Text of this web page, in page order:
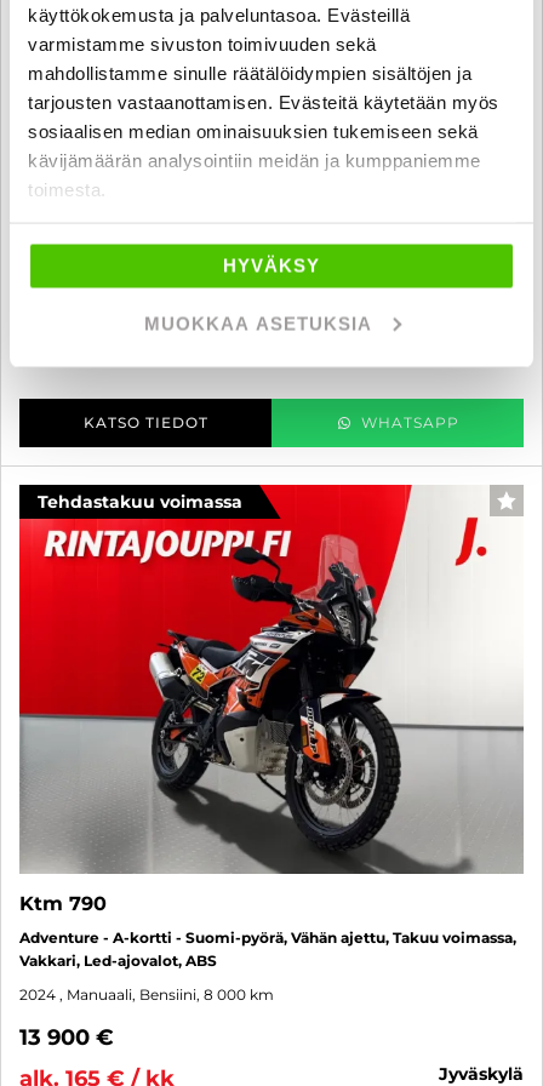
käyttökokemusta ja palveluntasoa. Evästeillä
varmistamme sivuston toimivuuden sekä
mahdollistamme sinulle räätälöidympien sisältöjen ja
tarjousten vastaanottamisen. Evästeitä käytetään myös
sosiaalisen median ominaisuuksien tukemiseen sekä
kävijämäärän analysointiin meidän ja kumppaniemme
toimesta.
HYVÄKSY
MUOKKAA ASETUKSIA
Ktm 790
, Manuaali, Bensiini, 15 000 km
KATSO TIEDOT WHATSAPP
Tehdastakuu voimassa
Ktm 790
Adventure - A-kortti - Suomi-pyörä, Vähän ajettu, Takuu voimassa,
Vakkari, Led-ajovalot, ABS
2024 , Manuaali, Bensiini, 8 000 km
13 900 €
alk. 165 € / kk
jyväskylä